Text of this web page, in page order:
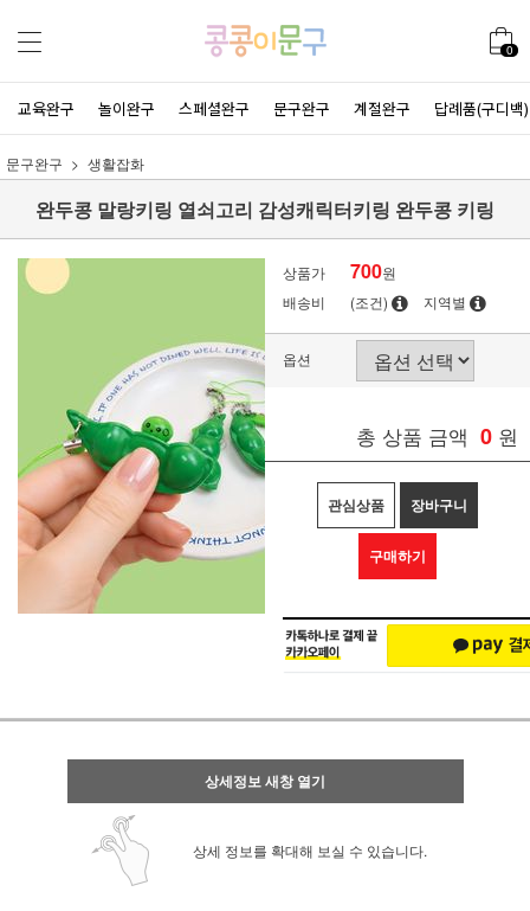
0
교육완구 놀이완구 스페셜완구 문구완구 계절완구 답례품(구디백)
문구완구 생활잡화
완두콩 말랑키링 열쇠고리 감성캐릭터키링 완두콩 키링
상품가 700원
배송비
(조건) 지역별
옵션
총 상품 금액 0 원
관심상품 장바구니
구매하기
상세정보 새창 열기
상세 정보를 확대해 보실 수 있습니다.